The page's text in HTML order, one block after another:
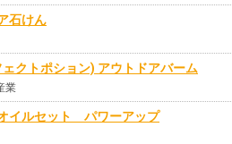
石けん
ェクトポション) アウトドアバーム
業
イルセット パワーアップ